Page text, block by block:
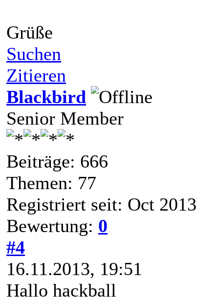
Grüße
Suchen
Zitieren
Blackbird
Senior Member
Beiträge: 666
Themen: 77
Registriert seit: Oct 2013
Bewertung: 0
#4
16.11.2013, 19:51
Hallo hackball